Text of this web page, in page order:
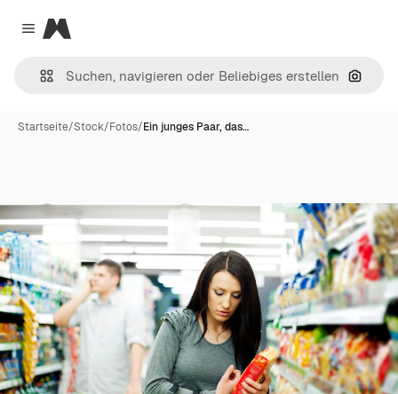
Close menu
Magnific
Nach
Startseite/Stock/Fotos/Ein junges Paar, das…